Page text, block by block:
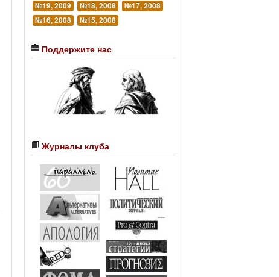
№19, 2009
№18, 2008
№17, 2008
№16, 2008
№15, 2008
Поддержите нас
Журналы клуба